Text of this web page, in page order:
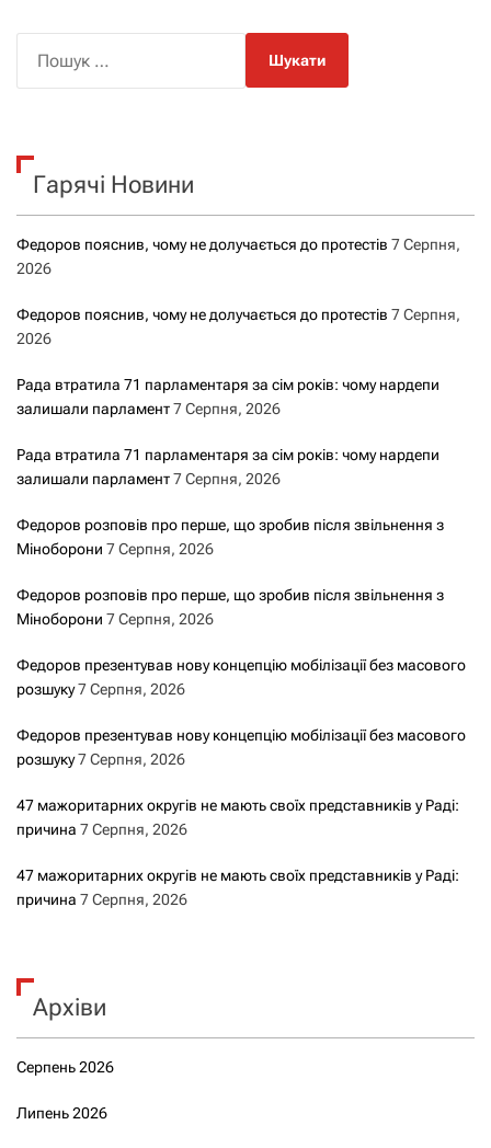
к
Гарячі Новини
Федоров пояснив, чому не долучається до протестів 7 Серпня,
2026
Федоров пояснив, чому не долучається до протестів 7 Серпня,
2026
Рада втратила 71 парламентаря за сім років: чому нардепи
залишали парламент7 Серпня, 2026
Рада втратила 71 парламентаря за сім років: чому нардепи
залишали парламент7 Серпня, 2026
Федоров розповів про перше, що зробив після звільнення з
Міноборони 7 Серпня, 2026
Федоров розповів про перше, що зробив після звільнення з
Міноборони 7 Серпня, 2026
Федоров презентував нову концепцію мобілізації без масового
розшуку7 Серпня, 2026
Федоров презентував нову концепцію мобілізації без масового
розшуку7 Серпня, 2026
47 мажоритарних округів не мають своїх представників у Раді:
причина 7 Серпня, 2026
47 мажоритарних округів не мають своїх представників у Раді:
причина 7 Серпня, 2026
Архіви
Серпень 2026
Липень 2026